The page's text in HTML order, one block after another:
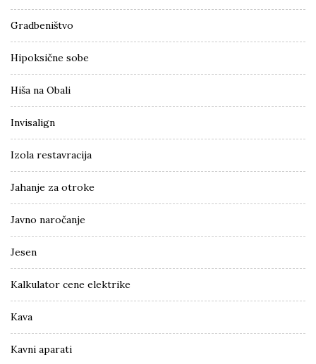
Gradbeništvo
Hipoksične sobe
Hiša na Obali
Invisalign
Izola restavracija
Jahanje za otroke
Javno naročanje
Jesen
Kalkulator cene elektrike
Kava
Kavni aparati